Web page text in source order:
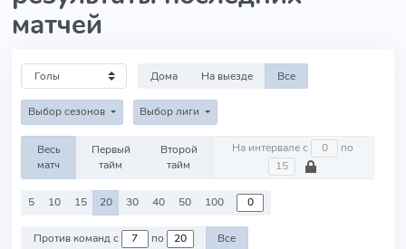
матчей
Дома На выезде Все
Выбор сезонов Выбор лиги
Весь
матч
Первый
тайм
Второй
тайм
На интервале с по
5 10 15 20 30 40 50 100
Против команд с по Все